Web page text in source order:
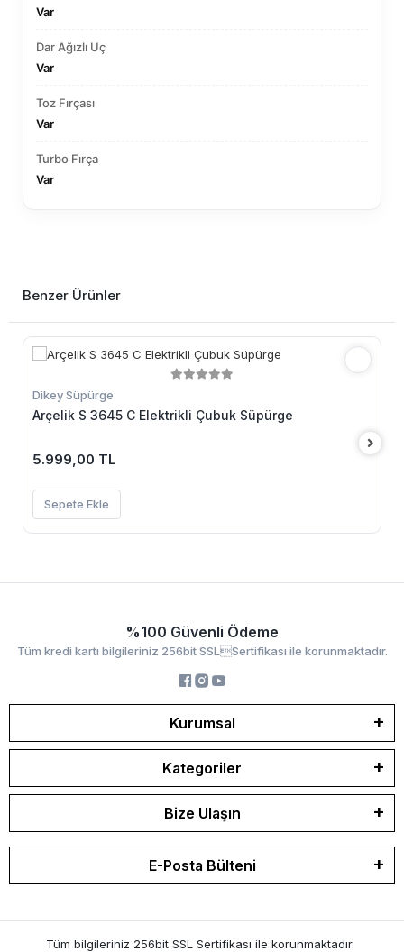
Var
Dar Ağızlı Uç
Var
Toz Fırçası
Var
Turbo Fırça
Var
Benzer Ürünler
Dikey Süpürge
Arçelik S 3645 C Elektrikli Çubuk Süpürge
5.999,00 TL
Sepete Ekle
%100 Güvenli Ödeme
Tüm kredi kartı bilgileriniz 256bit SSLSertifikası ile korunmaktadır.
Kurumsal
Kategoriler
Bize Ulaşın
E-Posta Bülteni
Tüm bilgileriniz 256bit SSL Sertifikası ile korunmaktadır.